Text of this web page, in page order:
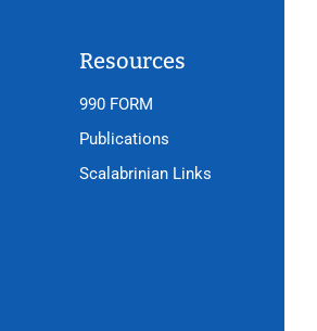
Resources
990 FORM
Publications
Scalabrinian Links